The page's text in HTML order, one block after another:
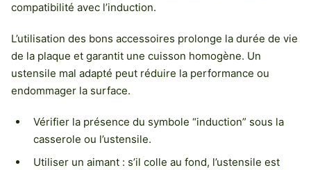
compatibilité avec l’induction.
L’utilisation des bons accessoires prolonge la durée de vie
de la plaque et garantit une cuisson homogène. Un
ustensile mal adapté peut réduire la performance ou
endommager la surface.
Vérifier la présence du symbole “induction” sous la
casserole ou l’ustensile.
Utiliser un aimant : s’il colle au fond, l’ustensile est